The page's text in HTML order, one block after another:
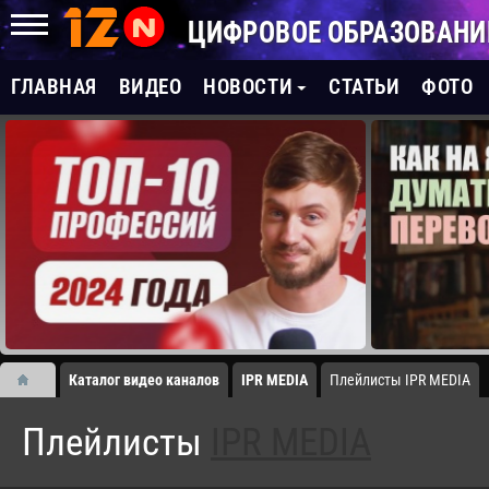
ЦИФРОВОЕ
ГЛАВНАЯ ВИДЕО НОВОСТИ СТАТЬИ ФОТО
Каталог видео каналов IPR MEDIA Плейлисты IPR MEDIA
Плейлисты